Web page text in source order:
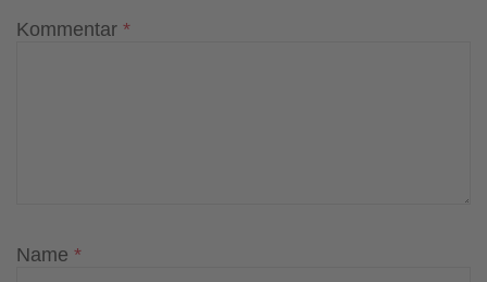
Kommentar *
Name *